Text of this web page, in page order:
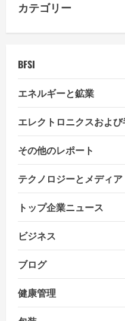
カテゴリー
BFSI
エネルギーと鉱業
エレクトロニクスおよ
その他のレポート
テクノロジーとメディア
トップ企業ニュース
ビジネス
ブログ
健康管理